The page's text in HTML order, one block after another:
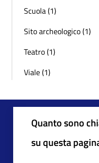
Scuola (1)
Sito archeologico (1)
Teatro (1)
Viale (1)
Quanto sono
su questa